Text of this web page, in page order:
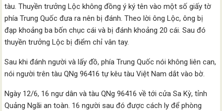
tàu. Thuyền trưởng Lộc không đồng ý ký tên vào một số giấy tờ
phía Trung Quốc đưa ra nên bị đánh. Theo lời ông Lộc, ông bị
đạp khoảng ba bốn chục cái và bị đánh khoảng 20 cái. Sau đó
thuyền trưởng Lộc bị điểm chỉ vân tay.
Sau khi đánh người và lấy đồ, phía Trung Quốc nói không liên can,
nói người trên tàu QNg 96416 tự kêu tàu Việt Nam dắt vào bờ.
Ngày 12/6, 16 ngư dân và tàu QNg 96416 về tới cửa Sa Kỳ, tỉnh
Quảng Ngãi an toàn. 16 người sau đó được cách ly để phòng